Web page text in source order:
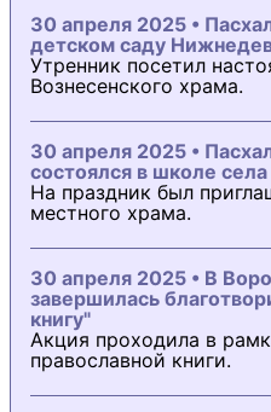
30 апреля 2025 •
детском саду
Утренник посетил
Вознесенского храма.
30 апреля 2025 •
состоялся в школе
На праздник был
местного храма.
30 апреля 2025 • В
завершилась
книгу"
Акция проходила в
православной книги.